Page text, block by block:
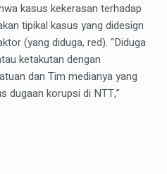
kasus kekerasan terhadap
tipikal kasus yang didesign
(yang diduga, red). “Diduga
ketakutan dengan
dan Tim medianya yang
dugaan korupsi di NTT,”